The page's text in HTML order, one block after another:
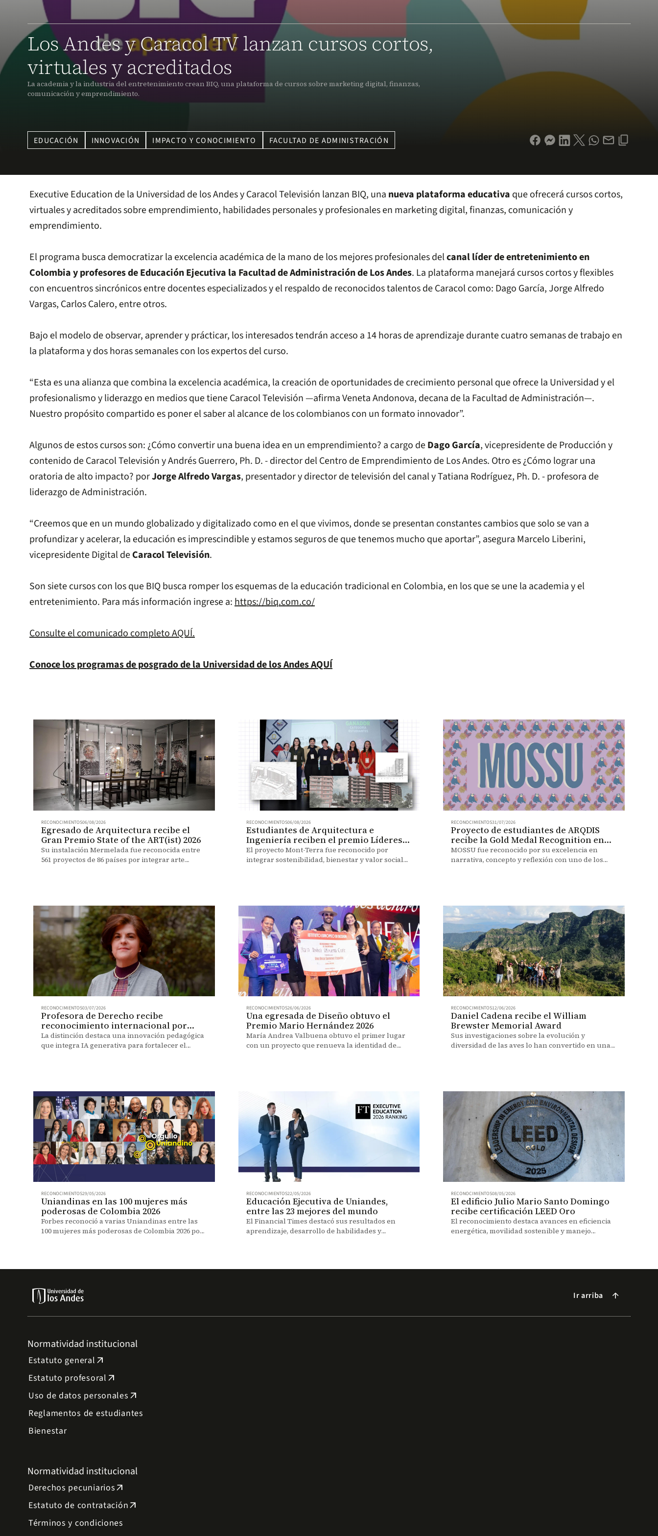
Los Andes y Caracol TV lanzan cursos cortos,
virtuales y acreditados
La academia y la industria del entretenimiento crean BIQ, una plataforma de cursos sobre marketing digital, finanzas,
comunicación y emprendimiento.
EDUCACIÓN INNOVACIÓN IMPACTO Y CONOCIMIENTO FACULTAD DE ADMINISTRACIÓN
Executive Education de la Universidad de los Andes y Caracol Televisión lanzan BIQ, una nueva plataforma educativa que ofrecerá cursos cortos,
virtuales y acreditados sobre emprendimiento, habilidades personales y profesionales en marketing digital, finanzas, comunicación y
emprendimiento.
El programa busca democratizar la excelencia académica de la mano de los mejores profesionales delcanal líder de entretenimiento en
Colombia y profesores de Educación Ejecutiva la Facultad de AdministracióndeLos Andes. La plataforma manejará cursos cortos y flexibles
con encuentros sincrónicos entre docentes especializados y el respaldo de reconocidos talentos de Caracol como: Dago García, Jorge Alfredo
Vargas, Carlos Calero, entre otros.
Bajo el modelo de observar, aprender y prácticar, los interesados tendrán acceso a 14 horas de aprendizaje durante cuatro semanas de trabajo en
la plataforma y dos horas semanales con los expertos del curso.
“Esta es una alianza que combina la excelencia académica, la creación de oportunidades de crecimiento personal que ofrece la Universidad y el
profesionalismo y liderazgo en medios que tiene Caracol Televisión —afirma Veneta Andonova, decana de la Facultad de Administración—.
Nuestro propósito compartido es poner el saber al alcance de los colombianos con un formato innovador”.
Algunos de estos cursos son: ¿Cómo convertir una buena idea en un emprendimiento? a cargo deDago García, vicepresidente de Producción y
contenido de Caracol Televisión y Andrés Guerrero, Ph. D. - director del Centro de Emprendimiento de Los Andes. Otro es ¿Cómo lograr una
oratoria de alto impacto? porJorge Alfredo Vargas, presentador y director de televisión del canal y Tatiana Rodríguez, Ph. D. - profesora de
liderazgo de Administración.
“Creemos que en un mundo globalizado y digitalizado como en el que vivimos, donde se presentan constantes cambios que solo se van a
profundizar y acelerar, la educación es imprescindible y estamos seguros de que tenemos mucho que aportar”, asegura Marcelo Liberini,
vicepresidente Digital deCaracol Televisión.
Son siete cursos con los que BIQ busca romper los esquemas de la educación tradicional en Colombia, en los que se une la academia y el
entretenimiento. Para más información ingrese a:https://biq.com.co/
Consulte el comunicado completo AQUÍ.
Conoce los programas de posgrado de la Universidad de los Andes AQUÍ
RECONOCIMIENTOS06/08/2026
Egresado de Arquitectura recibe el
Gran Premio State of the ART(ist) 2026
Su instalación Mermelada fue reconocida entre
561 proyectos de 86 países por integrar arte
RECONOCIMIENTOS06/08/2026
Estudiantes de Arquitectura e
Ingeniería reciben el premio Líderes
que Transforman
El proyecto Mont-Terra fue reconocido por
integrar sostenibilidad, bienestar y valor social
RECONOCIMIENTOS31/07/2026
Proyecto de estudiantes de ARQDIS
recibe la Gold Medal Recognition en
BDC 2026
MOSSU fue reconocido por su excelencia en
narrativa, concepto y reflexión con uno de los
RECONOCIMIENTOS03/07/2026
Profesora de Derecho recibe
reconocimiento internacional por
innovar con IA en la enseñanza
La distinción destaca una innovación pedagógica
que integra IA generativa para fortalecer el
RECONOCIMIENTOS26/06/2026
Una egresada de Diseño obtuvo el
Premio Mario Hernández 2026
María Andrea Valbuena obtuvo el primer lugar
con un proyecto que renueva la identidad de
RECONOCIMIENTOS12/06/2026
Daniel Cadena recibe el William
Brewster Memorial Award
Sus investigaciones sobre la evolución y
diversidad de las aves lo han convertido en una
RECONOCIMIENTOS29/05/2026
Uniandinas en las 100 mujeres más
poderosas de Colombia 2026
Forbes reconoció a varias Uniandinas entre las
100 mujeres más poderosas de Colombia 2026 por
RECONOCIMIENTOS22/05/2026
Educación Ejecutiva de Uniandes,
entre las 23 mejores del mundo
El Financial Times destacó sus resultados en
aprendizaje, desarrollo de habilidades y
RECONOCIMIENTOS08/05/2026
El edificio Julio Mario Santo Domingo
recibe certificación LEED Oro
El reconocimiento destaca avances en eficiencia
energética, movilidad sostenible y manejo
Ir arriba arrow_forward
Normatividad institucional
Estatuto general arrow_outward
Estatuto profesoral arrow_outward
Uso de datos personales arrow_outward
Reglamentos de estudiantes
Bienestar
Normatividad institucional
Derechos pecuniariosarrow_outward
Estatuto de contrataciónarrow_outward
Términos y condiciones